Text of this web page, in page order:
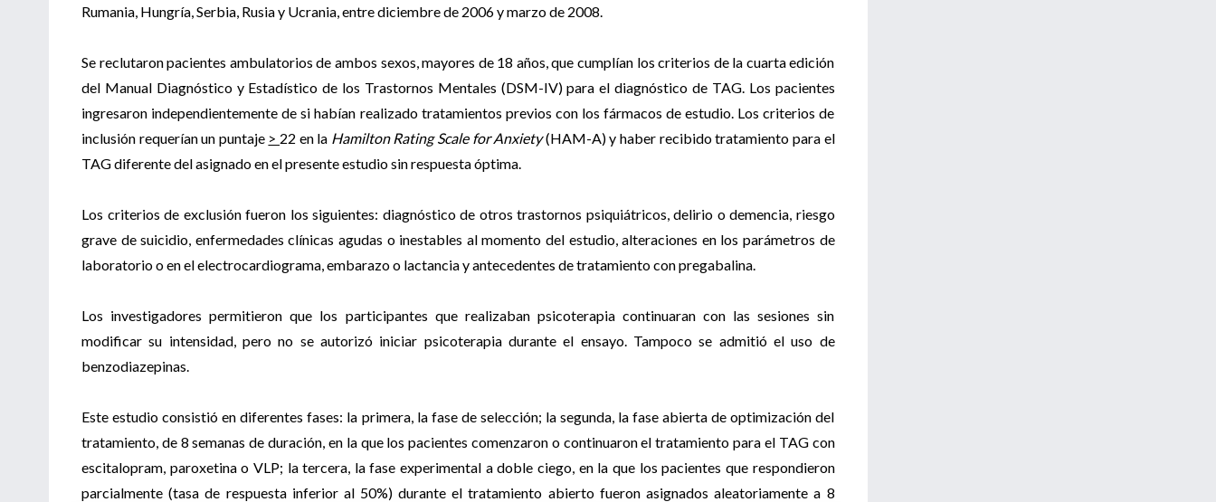
Rumania, Hungría, Serbia, Rusia y Ucrania, entre diciembre de 2006 y marzo de 2008.
Se reclutaron pacientes ambulatorios de ambos sexos, mayores de 18 años, que cumplían los criterios de la cuarta edición
del Manual Diagnóstico y Estadístico de los Trastornos Mentales (DSM-IV) para el diagnóstico de TAG. Los pacientes
ingresaron independientemente de si habían realizado tratamientos previos con los fármacos de estudio. Los criterios de
inclusión requerían un puntaje > 22 en la Hamilton Rating Scale for Anxiety(HAM-A) y haber recibido tratamiento para el
TAG diferente del asignado en el presente estudio sin respuesta óptima.
Los criterios de exclusión fueron los siguientes: diagnóstico de otros trastornos psiquiátricos, delirio o demencia, riesgo
grave de suicidio, enfermedades clínicas agudas o inestables al momento del estudio, alteraciones en los parámetros de
laboratorio o en el electrocardiograma, embarazo o lactancia y antecedentes de tratamiento con pregabalina.
Los investigadores permitieron que los participantes que realizaban psicoterapia continuaran con las sesiones sin
modificar su intensidad, pero no se autorizó iniciar psicoterapia durante el ensayo. Tampoco se admitió el uso de
benzodiazepinas.
Este estudio consistió en diferentes fases: la primera, la fase de selección; la segunda, la fase abierta de optimización del
tratamiento, de 8 semanas de duración, en la que los pacientes comenzaron o continuaron el tratamiento para el TAG con
escitalopram, paroxetina o VLP; la tercera, la fase experimental a doble ciego, en la que los pacientes que respondieron
parcialmente (tasa de respuesta inferior al 50%) durante el tratamiento abierto fueron asignados aleatoriamente a 8